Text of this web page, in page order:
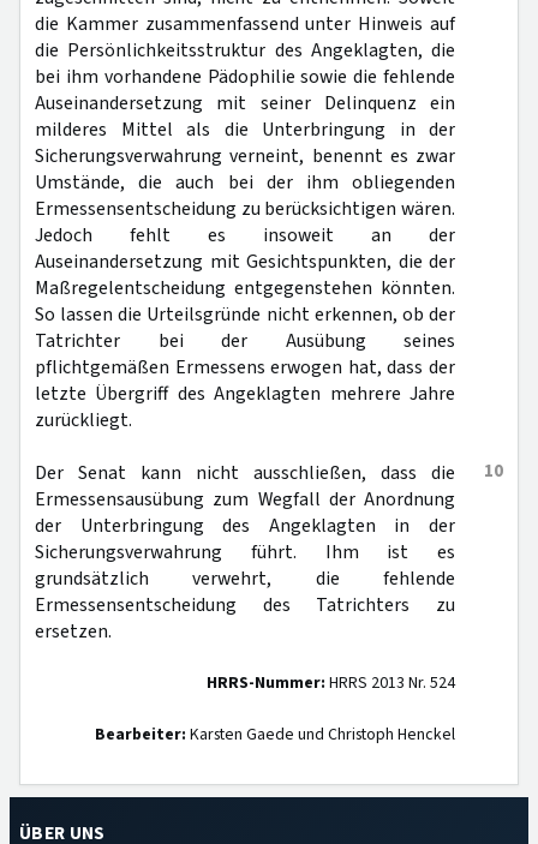
die Kammer zusammenfassend unter Hinweis auf
die Persönlichkeitsstruktur des Angeklagten, die
bei ihm vorhandene Pädophilie sowie die fehlende
Auseinandersetzung mit seiner Delinquenz ein
milderes Mittel als die Unterbringung in der
Sicherungsverwahrung verneint, benennt es zwar
Umstände, die auch bei der ihm obliegenden
Ermessensentscheidung zu berücksichtigen wären.
Jedoch fehlt es insoweit an der
Auseinandersetzung mit Gesichtspunkten, die der
Maßregelentscheidung entgegenstehen könnten.
So lassen die Urteilsgründe nicht erkennen, ob der
Tatrichter bei der Ausübung seines
pflichtgemäßen Ermessens erwogen hat, dass der
letzte Übergriff des Angeklagten mehrere Jahre
zurückliegt.
10
Der Senat kann nicht ausschließen, dass die
Ermessensausübung zum Wegfall der Anordnung
der Unterbringung des Angeklagten in der
Sicherungsverwahrung führt. Ihm ist es
grundsätzlich verwehrt, die fehlende
Ermessensentscheidung des Tatrichters zu
ersetzen.
HRRS-Nummer: HRRS 2013 Nr. 524
Bearbeiter: Karsten Gaede und Christoph Henckel
ÜBER UNS